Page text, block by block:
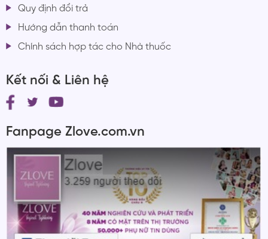
Quy định đổi trả
Hướng dẫn thanh toán
Chính sách hợp tác cho Nhà thuốc
Kết nối & Liên hệ
Fanpage Zlove.com.vn